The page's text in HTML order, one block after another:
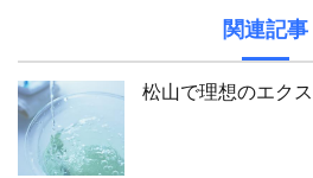
関連記事
松山で理想のエク